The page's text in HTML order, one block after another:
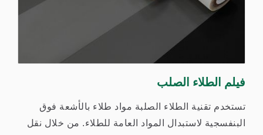
فيلم الطلاء الصلب
تستخدم تقنية الطلاء الصلبة مواد طلاء بالأشعة فوق
البنفسجية لاستبدال المواد العامة للطلاء. من خلال نقل